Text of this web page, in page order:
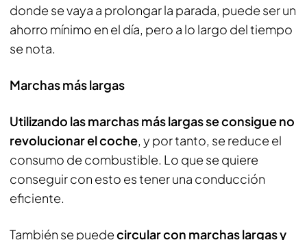
donde se vaya a prolongar la parada, puede ser un
ahorro mínimo en el día, pero a lo largo del tiempo
se nota.
Marchas más largas
Utilizando las marchas más largas se consigue no
revolucionar el coche, y por tanto, se reduce el
consumo de combustible. Lo que se quiere
conseguir con esto es tener una conducción
eficiente.
También se puedecircular con marchas largas y